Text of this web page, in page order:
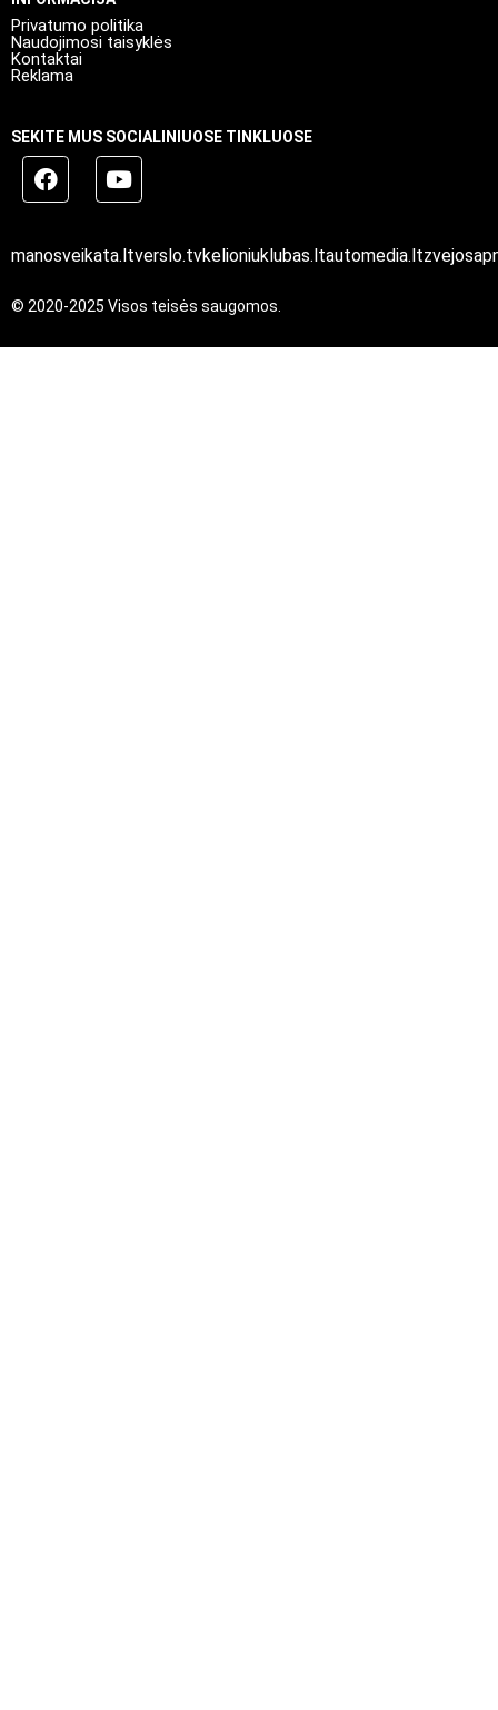
Privatumo politika
Naudojimosi taisyklės
Kontaktai
Reklama
SEKITE MUS SOCIALINIUOSE TINKLUOSE
manosveikata.ltverslo.tvkelioniuklubas.ltautomedia.lt
© 2020-2025 Visos teisės saugomos.